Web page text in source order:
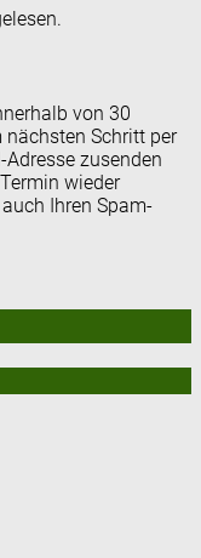
von 30
Schritt per
zusenden
wieder
Ihren Spam-